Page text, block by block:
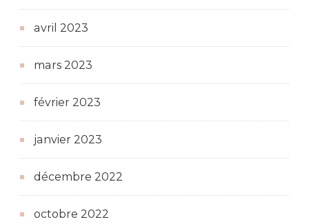
avril 2023
mars 2023
février 2023
janvier 2023
décembre 2022
octobre 2022